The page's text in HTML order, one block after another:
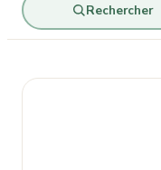
Rechercher